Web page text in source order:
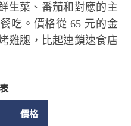
生菜、番茄和對應的主
吃。價格從 65 元的金
雞腿，比起連鎖速食店
價格